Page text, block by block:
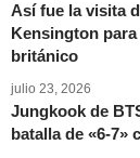
Así fue la visita
Kensington
británico
julio 23, 2026
Jungkook de
batalla de «6-7»